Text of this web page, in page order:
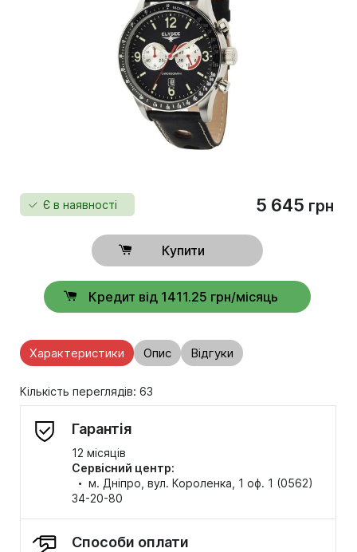
Є в наявності 5 645 грн
Купити
Кредит від 1411.25 грн/місяць
Характеристики Опис Відгуки
Кількість переглядів: 63
Гарантія
12 місяців
Сервісний центр:
· м. Дніпро, вул. Короленка, 1 оф. 1 (0562)
34-20-80
Способи оплати